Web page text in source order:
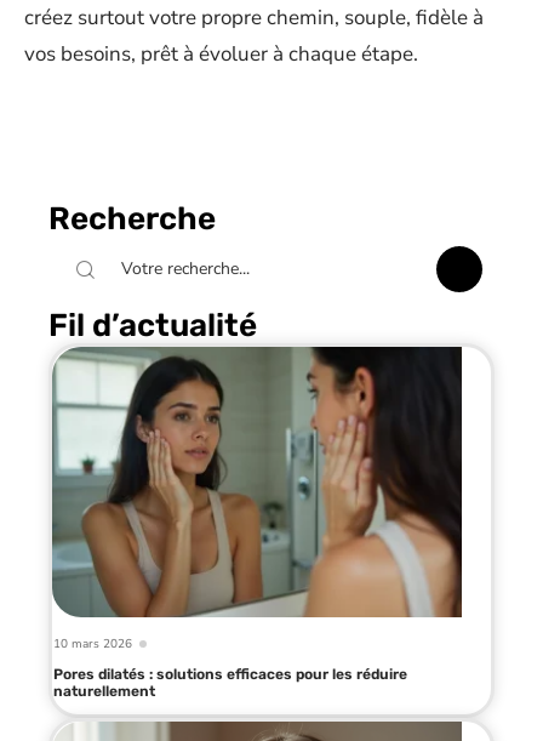
créez surtout votre propre chemin, souple, fidèle à
vos besoins, prêt à évoluer à chaque étape.
Recherche
Fil d’actualité
10 mars 2026
Pores dilatés : solutions efficaces pour les réduire
naturellement